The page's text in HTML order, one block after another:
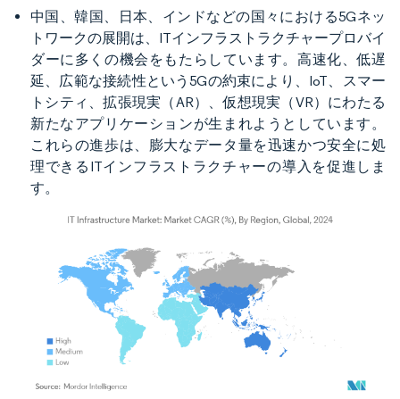
中国、韓国、日本、インドなどの国々における5Gネッ
トワークの展開は、ITインフラストラクチャープロバイ
ダーに多くの機会をもたらしています。高速化、低遅
延、広範な接続性という5Gの約束により、IoT、スマー
トシティ、拡張現実（AR）、仮想現実（VR）にわたる
新たなアプリケーションが生まれようとしています。
これらの進歩は、膨大なデータ量を迅速かつ安全に処
理できるITインフラストラクチャーの導入を促進しま
す。